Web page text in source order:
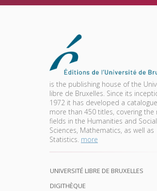
is the publishing house of the
libre de Bruxelles. Since its
1972 it has developed a
more than 450 titles, covering the
fields in the Humanities and Social
Sciences, Mathematics, as well as
Statistics. more
UNIVERSITÉ LIBRE DE BRUXELLES
DIGITHÈQUE